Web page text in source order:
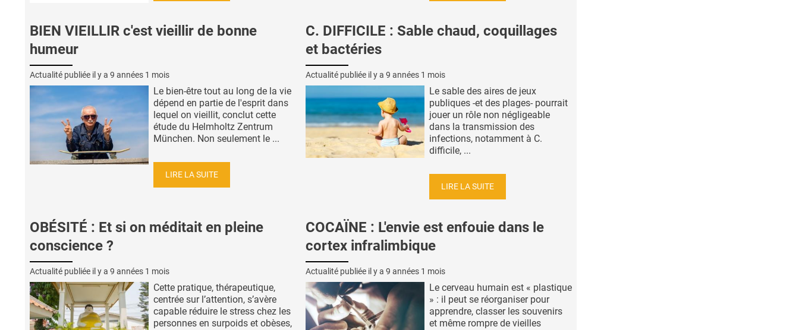
BIEN VIEILLIR c'est vieillir de bonne
humeur
Actualité publiée il y a 9 années 1 mois
Le bien-être tout au long de la vie
dépend en partie de l'esprit dans
lequel on vieillit, conclut cette
étude du Helmholtz Zentrum
München. Non seulement le ...
LIRE LA SUITE
C. DIFFICILE : Sable chaud, coquillages
et bactéries
Actualité publiée il y a 9 années 1 mois
Le sable des aires de jeux
publiques -et des plages- pourrait
jouer un rôle non négligeable
dans la transmission des
infections, notamment à C.
difficile, ...
LIRE LA SUITE
OBÉSITÉ : Et si on méditait en pleine
conscience ?
Actualité publiée il y a 9 années 1 mois
Cette pratique, thérapeutique,
centrée sur l’attention, s’avère
capable réduire le stress chez les
personnes en surpoids et obèses,
COCAÏNE : L'envie est enfouie dans le
cortex infralimbique
Actualité publiée il y a 9 années 1 mois
Le cerveau humain est « plastique
» : il peut se réorganiser pour
apprendre, classer les souvenirs
et même rompre de vieilles